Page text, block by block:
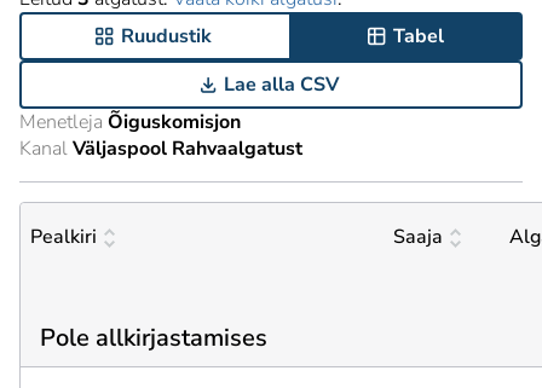
Ruudustik
Tabel
Lae alla CSV
Menetleja Õiguskomisjon
KanalVäljaspool Rahvaalgatust
Pealkiri Saaja
Pole allkirjastamises